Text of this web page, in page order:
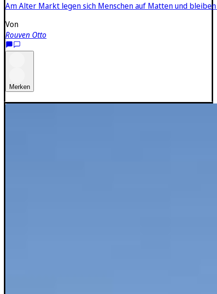
Am Alter Markt legen sich Menschen auf Matten und
Von
Rouven Otto
Merken